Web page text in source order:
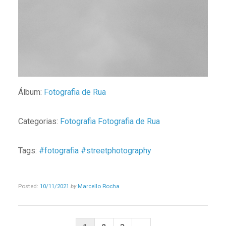
Álbum: Fotografia de Rua
Categorias: Fotografia Fotografia de Rua
Tags: #fotografia #streetphotography
Posted: 10/11/2021 by Marcello Rocha